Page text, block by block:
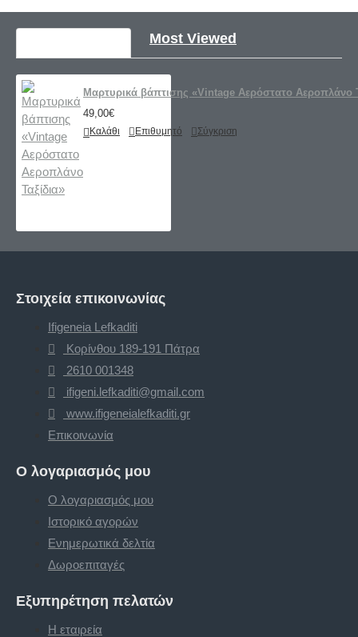
Most Viewed
Μαρτυρικά βάπτισης «Vintage Αερόστατο Αεροπλάνο
49,00€
Καλάθι Επιθυμητό Σύγκριση
Στοιχεία επικοινωνίας
Ifigeneia Lefkaditi
Κορίνθου 189-191 Πάτρα
2610 001348
ifigeni.lefkaditi@gmail.com
www.ifigeneialefkaditi.gr
Επικοινωνία
Ο λογαριασμός μου
Ο λογαριασμός μου
Ιστορικό αγορών
Ενημερωτικά δελτία
Δωροεπιταγές
Εξυπηρέτηση πελατών
Η εταιρεία